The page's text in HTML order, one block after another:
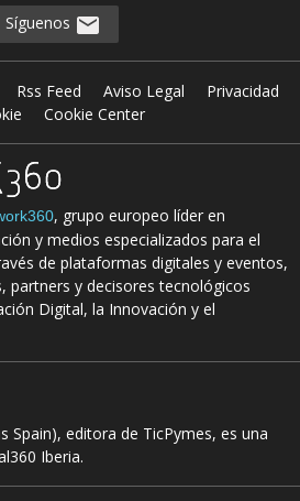
Síguenos
Rss Feed Aviso Legal
Privacidad
Cookie Center
, grupo europeo líder en
y medios especializados para el
de plataformas digitales y eventos,
partners y decisores tecnológicos
Digital, la Innovación y el
Spain), editora de TicPymes, es una
Iberia.